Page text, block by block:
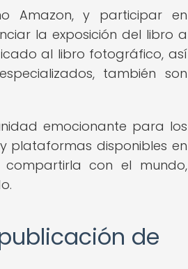
Amazon, y participar en
la exposición del libro a
al libro fotográfico, así
también son
emocionante para los
plataformas disponibles en
con el mundo,
de